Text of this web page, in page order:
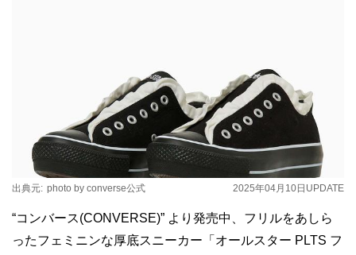
2025年04月10日 UPDATE
出典元: photo by converse公式
“コンバース(CONVERSE)” より発売中、フリルをあしら
ったフェミニンな厚底スニーカー「オールスター PLTS フ